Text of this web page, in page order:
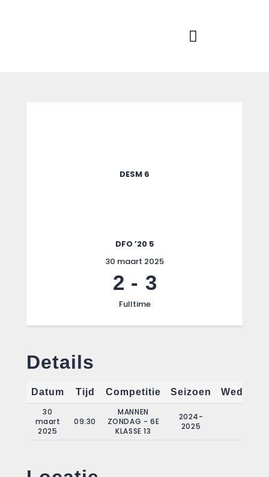
DESM 6
DFO ’20 5
30 maart 2025
2 - 3
Fulltime
Details
Datum Tijd Competitie Seizoen
30
maart
2025
09:30
MANNEN
ZONDAG - 6E
KLASSE 13
2024-
2025